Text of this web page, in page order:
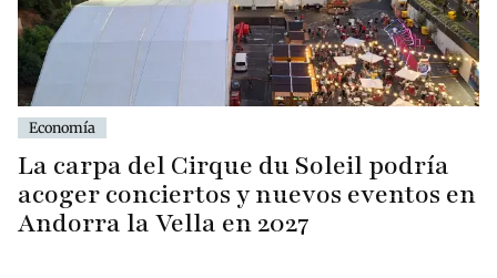
Economía
La carpa del Cirque du Soleil podría
acoger conciertos y nuevos eventos en
Andorra la Vella en 2027